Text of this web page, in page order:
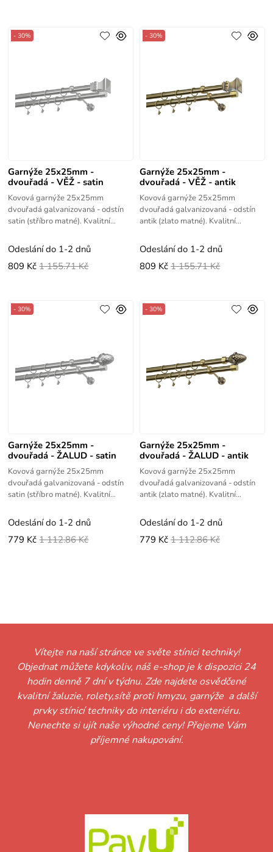
Garnýže 25x25mm -
dvouřadá - VĚŽ - satin
Kovová garnýže 25x25mm
dvouřadá galvanizovaná - odstín
satin (stříbro matné). Kvalitní
- 30%
Odeslání do 1-2 dnů
809 Kč 1 155.71 Kč
Garnýže 25x25mm -
dvouřadá - VĚŽ - antik
Kovová garnýže 25x25mm
dvouřadá galvanizovaná - odstín
antik (zlato matné). Kvalitní
- 30%
Odeslání do 1-2 dnů
809 Kč 1 155.71 Kč
Garnýže 25x25mm -
dvouřadá - ŽALUD - satin
Kovová garnýže 25x25mm
dvouřadá galvanizovaná - odstín
satin (stříbro matné). Kvalitní
- 30%
Odeslání do 1-2 dnů
779 Kč 1 112.86 Kč
Garnýže 25x25mm -
dvouřadá - ŽALUD - antik
Kovová garnýže 25x25mm
dvouřadá galvanizovaná - odstín
antik (zlato matné). Kvalitní
- 30%
Odeslání do 1-2 dnů
779 Kč 1 112.86 Kč
Vítejte na naší stránce ve světe stínici techniky!
Objednat můžete kdykoliv, náš e-shop je k dispozici 24
hodin denně 7 dní v týdnu. Zde najdete osvědčené
kvalitní žaluzie, rolety,sítě proti hmyzu, garnýže a další
prvky stínicí techniky do interiéru i do exteriéru.
Nenechte si ujít naše výhodné ceny! Přejeme Vám
příjemné nakupování.